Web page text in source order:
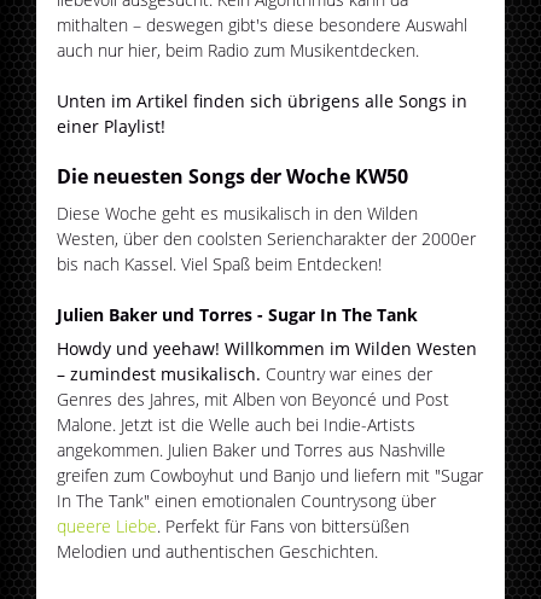
mithalten – deswegen gibt's diese besondere Auswahl
auch nur hier, beim Radio zum Musikentdecken.
Unten im Artikel finden sich übrigens alle Songs in
einer Playlist!
Die neuesten Songs der Woche KW50
Diese Woche geht es musikalisch in den Wilden
Westen, über den coolsten Seriencharakter der 2000er
bis nach Kassel. Viel Spaß beim Entdecken!
Julien Baker und Torres - Sugar In The Tank
Howdy und yeehaw! Willkommen im Wilden Westen
– zumindest musikalisch. Country war eines der
Genres des Jahres, mit Alben von Beyoncé und Post
Malone. Jetzt ist die Welle auch bei Indie-Artists
angekommen. Julien Baker und Torres aus Nashville
greifen zum Cowboyhut und Banjo und liefern mit "Sugar
In The Tank" einen emotionalen Countrysong über
queere Liebe. Perfekt für Fans von bittersüßen
Melodien und authentischen Geschichten.